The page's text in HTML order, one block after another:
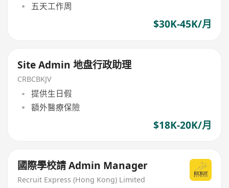
五天工作周
$30K-45K/月
Site Admin 地盘行政助理
CRBCBKJV
提供生日假
額外醫療保險
$18K-20K/月
國際學校請 Admin Manager
Recruit Express (Hong Kong) Limited